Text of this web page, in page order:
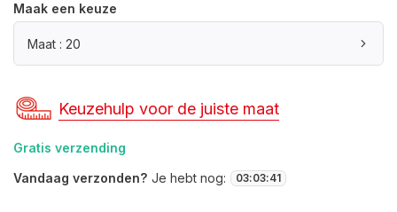
Maak een keuze
Maat : 20
Keuzehulp voor de juiste maat
Gratis verzending
Vandaag verzonden? Je hebt nog: 03:03:41